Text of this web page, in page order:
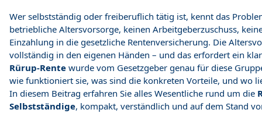
Wer selbstständig oder freiberuflich tätig ist, kennt das
betriebliche Altersvorsorge, keinen Arbeitgeberzuschuss,
Einzahlung in die gesetzliche Rentenversicherung. Die
vollständig in den eigenen Händen – und das erfordert ein
Rürup-Rente wurde vom Gesetzgeber genau für diese
wie funktioniert sie, was sind die konkreten Vorteile, und wo
In diesem Beitrag erfahren Sie alles Wesentliche rund um die
Selbstständige, kompakt, verständlich und auf dem Stand